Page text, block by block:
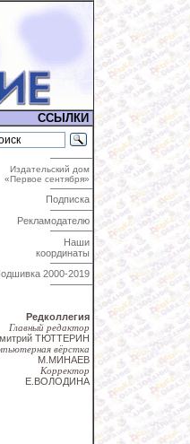
ССЫЛКИ
Издательский дом
«Первое сентября»
Подписка
Рекламодателю
Наши
координаты
2000-2019
Редколлегия
Главный редактор
ТЮТТЕРИН
вёрстка
М.МИНАЕВ
Корректор
Е.ВОЛОДИНА